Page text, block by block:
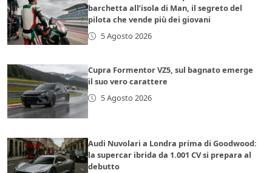
barchetta all’isola di Man, il segreto del
pilota che vende più dei giovani
5 Agosto 2026
Cupra Formentor VZ5, sul bagnato emerge
il suo vero carattere
5 Agosto 2026
Audi Nuvolari a Londra prima di Goodwood:
la supercar ibrida da 1.001 CV si prepara al
debutto